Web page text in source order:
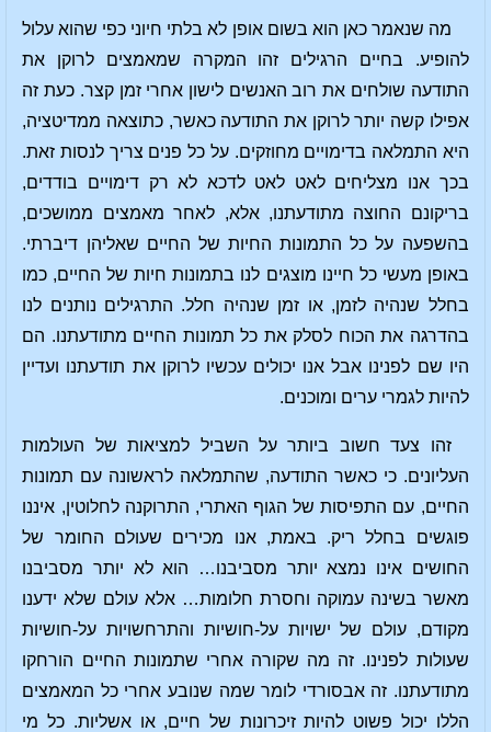
מה שנאמר כאן הוא בשום אופן לא בלתי חיוני כפי שהוא עלול
להופיע. בחיים הרגילים זהו המקרה שמאמצים לרוקן את
התודעה שולחים את רוב האנשים לישון אחרי זמן קצר. כעת זה
אפילו קשה יותר לרוקן את התודעה כאשר, כתוצאה ממדיטציה,
היא התמלאה בדימויים מחוזקים. על כל פנים צריך לנסות זאת.
בכך אנו מצליחים לאט לאט לדכא לא רק דימויים בודדים,
בריקונם החוצה מתודעתנו, אלא, לאחר מאמצים ממושכים,
בהשפעה על כל התמונות החיות של החיים שאליהן דיברתי.
באופן מעשי כל חיינו מוצגים לנו בתמונות חיות של החיים, כמו
בחלל שנהיה לזמן, או זמן שנהיה חלל. התרגילים נותנים לנו
בהדרגה את הכוח לסלק את כל תמונות החיים מתודעתנו. הם
היו שם לפנינו אבל אנו יכולים עכשיו לרוקן את תודעתנו ועדיין
להיות לגמרי ערים ומוכנים.
זהו צעד חשוב ביותר על השביל למציאות של העולמות
העליונים. כי כאשר התודעה, שהתמלאה לראשונה עם תמונות
החיים, עם התפיסות של הגוף האתרי, התרוקנה לחלוטין, איננו
פוגשים בחלל ריק. באמת, אנו מכירים שעולם החומר של
החושים אינו נמצא יותר מסביבנו… הוא לא יותר מסביבנו
מאשר בשינה עמוקה וחסרת חלומות… אלא עולם שלא ידענו
מקודם, עולם של ישויות על-חושיות והתרחשויות על-חושיות
שעולות לפנינו. זה מה שקורה אחרי שתמונות החיים הורחקו
מתודעתנו. זה אבסורדי לומר שמה שנובע אחרי כל המאמצים
הללו יכול פשוט להיות זיכרונות של חיים, או אשליות. כל מי